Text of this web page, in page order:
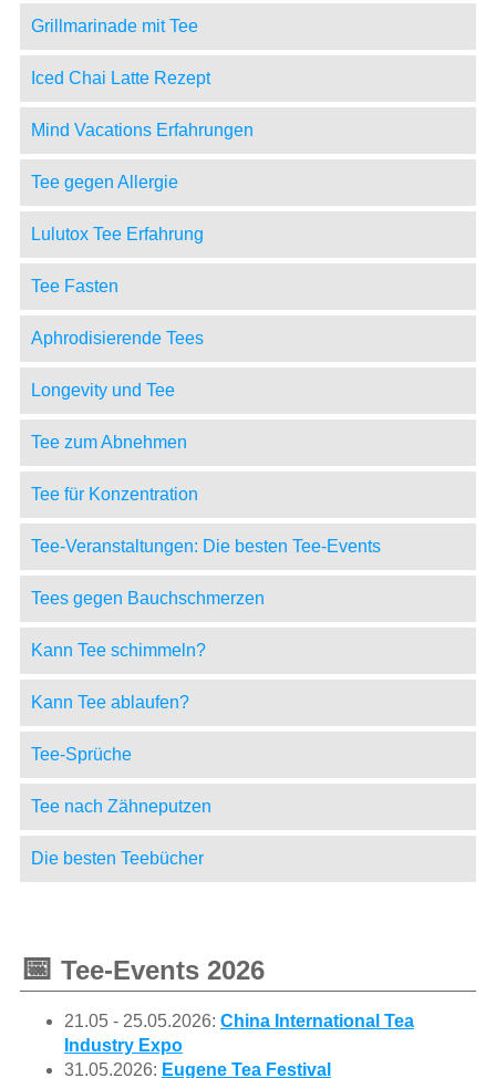
Grillmarinade mit Tee
Iced Chai Latte Rezept
Mind Vacations Erfahrungen
Tee gegen Allergie
Lulutox Tee Erfahrung
Tee Fasten
Aphrodisierende Tees
Longevity und Tee
Tee zum Abnehmen
Tee für Konzentration
Tee-Veranstaltungen: Die besten Tee-Events
Tees gegen Bauchschmerzen
Kann Tee schimmeln?
Kann Tee ablaufen?
Tee-Sprüche
Tee nach Zähneputzen
Die besten Teebücher
📅 Tee-Events 2026
21.05 - 25.05.2026: China International Tea
Industry Expo
31.05.2026: Eugene Tea Festival